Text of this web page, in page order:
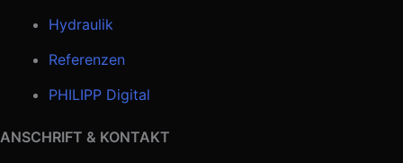
Hydraulik
Referenzen
PHILIPP Digital
ANSCHRIFT & KONTAKT